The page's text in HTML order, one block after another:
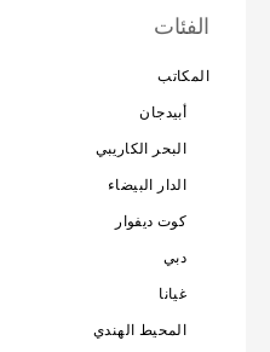
الفئات
المكاتب
أبيدجان
البحر الكاريبي
الدار البيضاء
كوت ديفوار
دبي
غيانا
المحيط الهندي